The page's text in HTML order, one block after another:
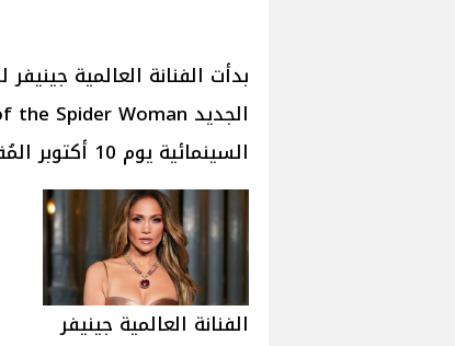
بدأت الفنانة العالمية
السينمائية يوم 10 أكتوبر المُقبل 2025.
الفنانة العالمية جينيفر